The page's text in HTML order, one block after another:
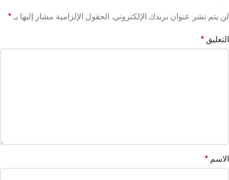
لن يتم نشر عنوان بريدك الإلكتروني. الحقول الإلزامية مشار إليها بـ *
التعليق *
الاسم *